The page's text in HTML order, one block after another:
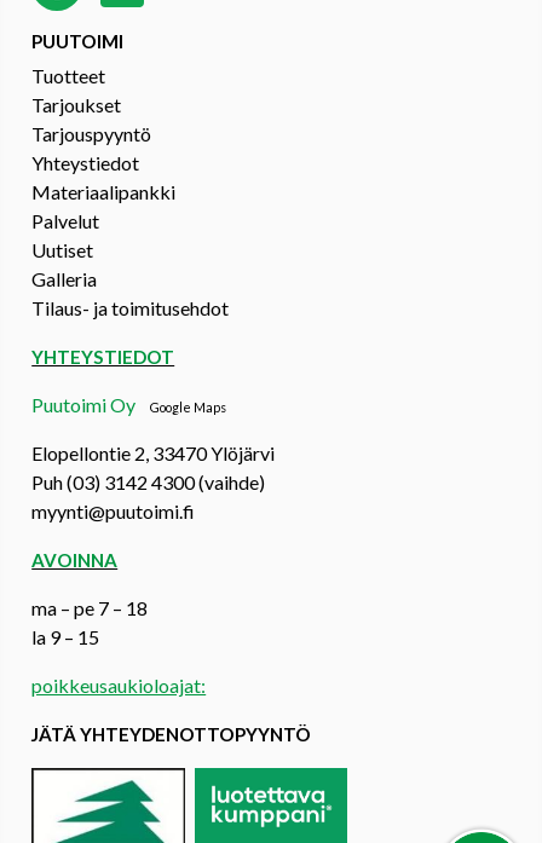
PUUTOIMI
Tuotteet
Tarjoukset
Tarjouspyyntö
Yhteystiedot
Materiaalipankki
Palvelut
Uutiset
Galleria
Tilaus- ja toimitusehdot
YHTEYSTIEDOT
Puutoimi OyGoogle Maps
Elopellontie 2, 33470 Ylöjärvi
Puh (03) 3142 4300 (vaihde)
myynti@puutoimi.fi
AVOINNA
ma – pe 7 – 18
la 9 – 15
poikkeusaukioloajat:
JÄTÄ YHTEYDENOTTOPYYNTÖ